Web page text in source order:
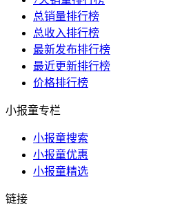
总销量排行榜
总收入排行榜
最新发布排行榜
最近更新排行榜
价格排行榜
小报童专栏
小报童搜索
小报童优惠
小报童精选
链接